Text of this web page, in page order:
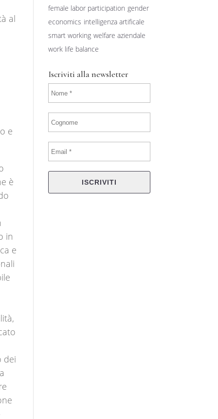
al
e
è
in
e
dei
female labor participation gender
economics intelligenza artificale
smart working welfare aziendale
work life balance
Iscriviti alla newsletter